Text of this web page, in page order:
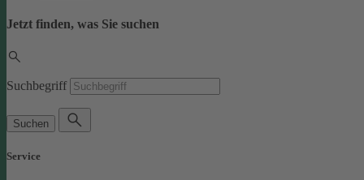
Jetzt finden, was Sie suchen
Suchbegriff
Suchen
Service